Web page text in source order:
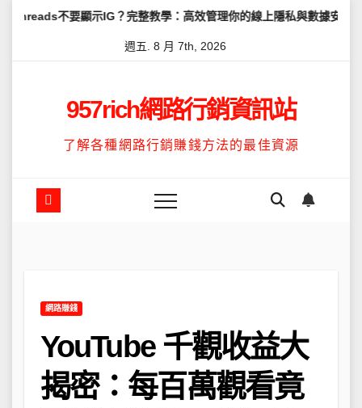
示IG？完整教學：高效管理你的線上隱私與數據安全 怎麼讓
週五. 8 月 7th, 2026
957rich網路行銷資訊站
了解各種網路行銷賺錢方法的最佳資源
網路賺錢
YouTube 千觀收益大
揭密：每百萬觀看竟